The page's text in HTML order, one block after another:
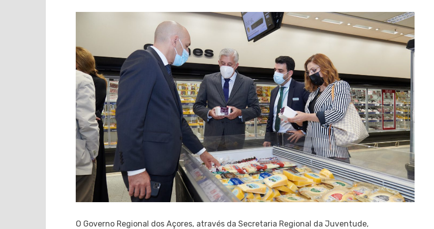
O Governo Regional dos Açores, através da Secretaria Regional da Juventude,